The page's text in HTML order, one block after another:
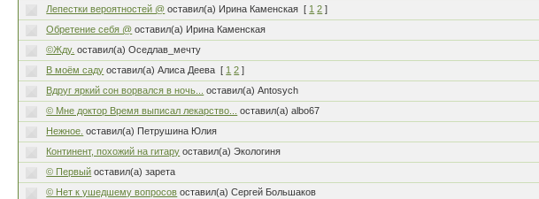
Лепестки вероятностей @ оставил(а) Ирина Каменская [ 1 2 ]
Обретение себя @ оставил(а) Ирина Каменская
©Жду. оставил(а) Оседлав_мечту
В моём саду оставил(а) Алиса Деева [ 1 2 ]
Вдруг яркий сон ворвался в ночь...
оставил(а) Antosych
© Мне доктор Время выписал лекарство...
оставил(а) albo67
Нежное. оставил(а) Петрушина Юлия
Континент, похожий на гитару оставил(а) Экологиня
© Первый оставил(а) зарета
© Нет к ушедшему вопросов оставил(а) Сергей Большаков